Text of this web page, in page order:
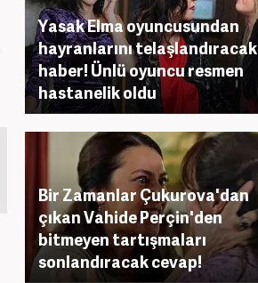
Yasak Elma oyuncusundan
hayranlarını telaşlandıracak
haber! Ünlü oyuncu resmen
hastanelik oldu
Bir Zamanlar Çukurova'dan
çıkan Vahide Perçin'den
bitmeyen tartışmaları
sonlandıracak cevap!